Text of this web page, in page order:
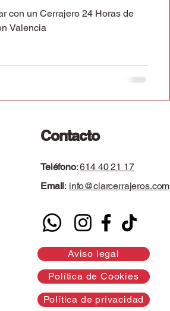
con un Cerrajero 24 Horas de
Valencia
Contacto
Teléfono:614 40 21 17
Email: info@clarcerrajeros.com
Aviso legal
Política de Cookies
Política de privacidad